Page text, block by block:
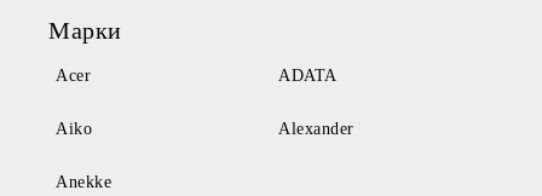
Марки
Acer ADATA
Aiko Alexander
Anekke